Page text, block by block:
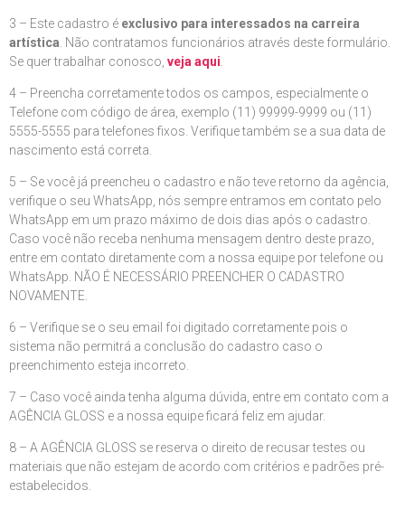
3 – Este cadastro é exclusivo para interessados na carreira
artística . Não contratamos funcionários através deste formulário.
Se quer trabalhar conosco, veja aqui
4 – Preencha corretamente todos os campos, especialmente o
Telefone com código de área, exemplo (11) 99999-9999 ou (11)
5555-5555 para telefones fixos. Verifique também se a sua data de
nascimento está correta.
5 – Se você já preencheu o cadastro e não teve retorno da agência,
verifique o seu WhatsApp, nós sempre entramos em contato pelo
WhatsApp em um prazo máximo de dois dias após o cadastro.
Caso você não receba nenhuma mensagem dentro deste prazo,
entre em contato diretamente com a nossa equipe por telefone ou
WhatsApp. NÃO É NECESSÁRIO PREENCHER O CADASTRO
NOVAMENTE.
6 – Verifique se o seu email foi digitado corretamente pois o
sistema não permitrá a conclusão do cadastro caso o
preenchimento esteja incorreto.
7 – Caso você ainda tenha alguma dúvida, entre em contato com a
AGÊNCIA GLOSS e a nossa equipe ficará feliz em ajudar.
8 – A AGÊNCIA GLOSS se reserva o direito de recusar testes ou
materiais que não estejam de acordo com critérios e padrões pré-
estabelecidos.